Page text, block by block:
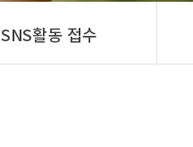
SNS활동 접수